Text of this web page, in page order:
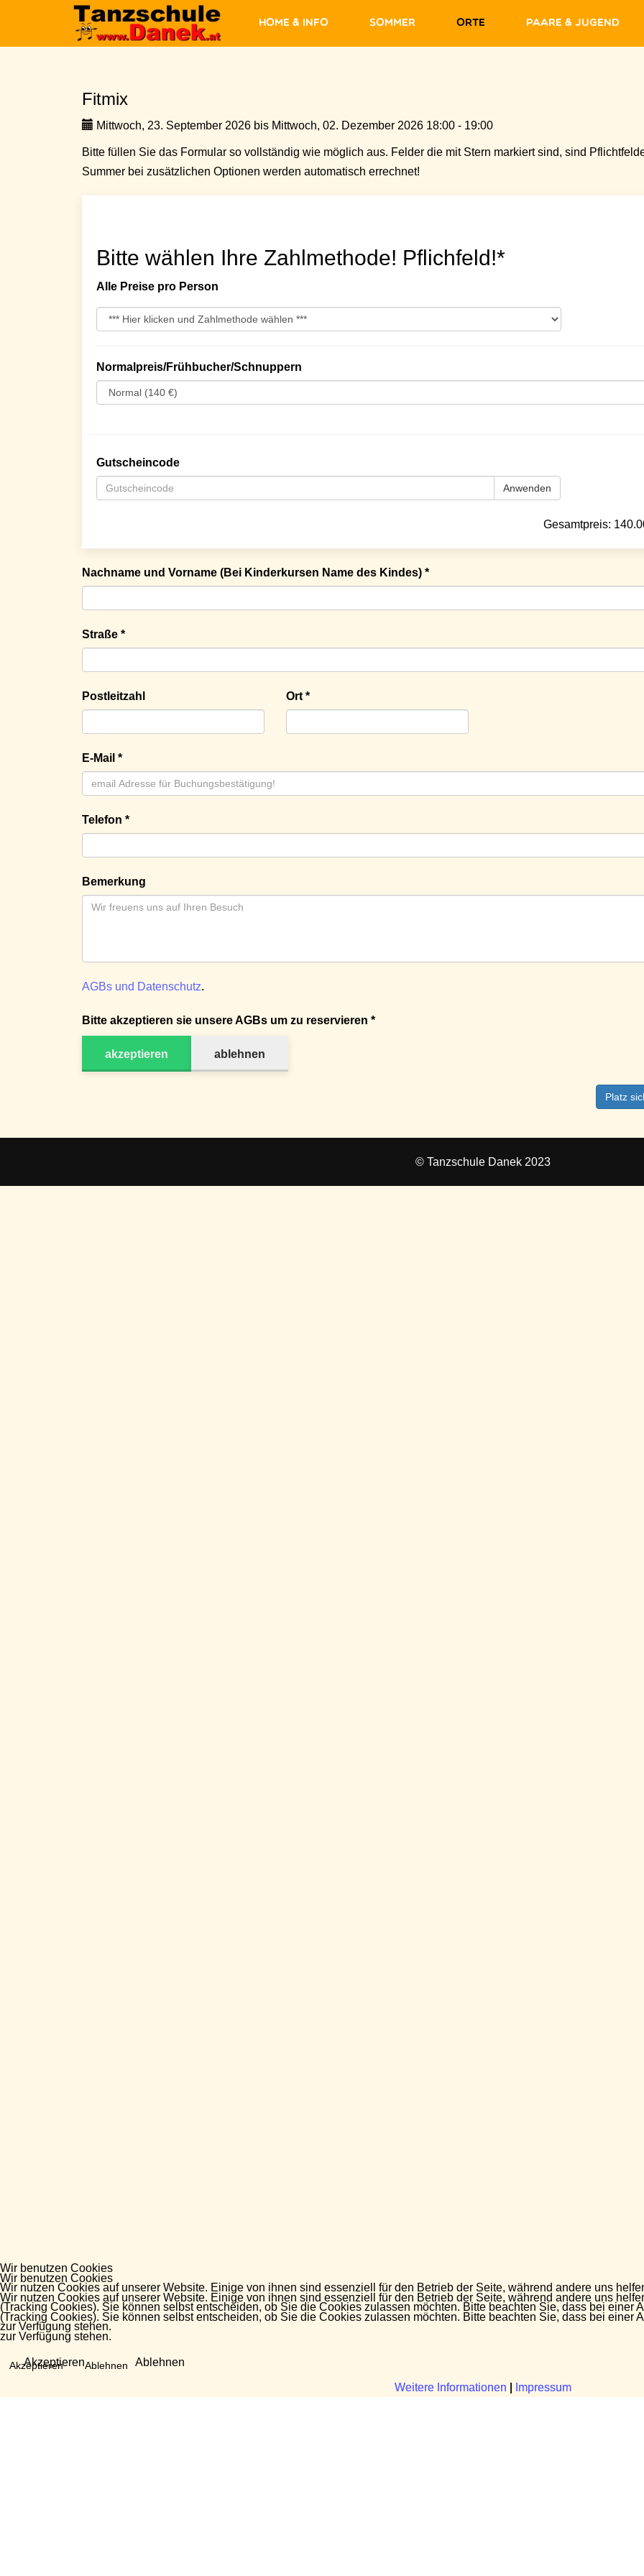
Home & Info Sommer Orte Paare & Jugend
Fitmix
Mittwoch, 23. September 2026 bis Mittwoch, 02. Dezember 2026 18:00 - 19:00
Bitte füllen Sie das Formular so vollständig wie möglich aus. Felder die mit Stern markiert sind, sind
Summer bei zusätzlichen Optionen werden automatisch errechnet!
Bitte wählen Ihre Zahlmethode! Pflichfeld!*
Alle Preise pro Person
Normalpreis/Frühbucher/Schnuppern
Gutscheincode
Anwenden
Gesamtpreis:
Nachname und Vorname (Bei Kinderkursen Name des Kindes) *
Straße *
Postleitzahl Ort *
E-Mail *
Telefon *
Bemerkung
AGBs und Datenschutz.
Bitte akzeptieren sie unsere AGBs um zu reservieren *
akzeptieren ablehnen
Wir benutzen Cookies
Wir nutzen Cookies auf unserer Website. Einige von ihnen sind essenziell für den Betrieb der Seite, während andere uns
(Tracking Cookies). Sie können selbst entscheiden, ob Sie die Cookies zulassen möchten. Bitte beachten Sie, dass bei
zur Verfügung stehen.
Akzeptieren Ablehnen
Weitere Informationen Impressum
Platz
© Tanzschule Danek 2023
Wir benutzen Cookies
Wir nutzen Cookies auf unserer Website. Einige von ihnen sind essenziell für den Betrieb der Seite, während andere uns
(Tracking Cookies). Sie können selbst entscheiden, ob Sie die Cookies zulassen möchten. Bitte beachten Sie, dass bei
zur Verfügung stehen.
Akzeptieren Ablehnen
Weitere Informationen Impressum